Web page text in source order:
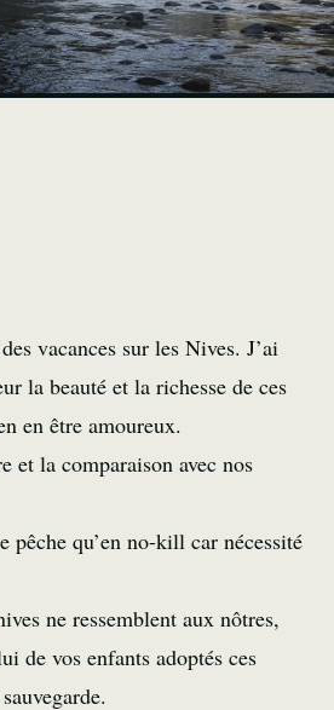
vacances sur les Nives. J’ai
la beauté et la richesse de ces
en être amoureux.
et la comparaison avec nos
pêche qu’en no-kill car nécessité
ne ressemblent aux nôtres,
de vos enfants adoptés ces